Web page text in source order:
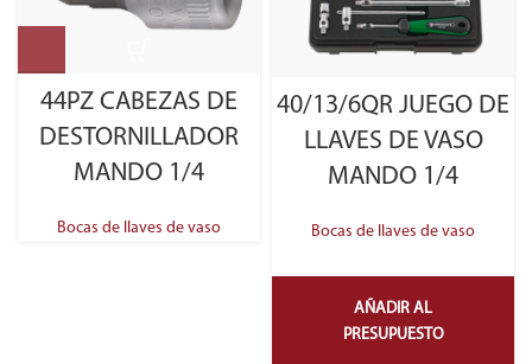
44PZ CABEZAS DE
DESTORNILLADOR
MANDO 1/4
Bocas de llaves de vaso
40/13/6QR JUEGO DE
LLAVES DE VASO
MANDO 1/4
Bocas de llaves de vaso
AÑADIR AL
PRESUPUESTO